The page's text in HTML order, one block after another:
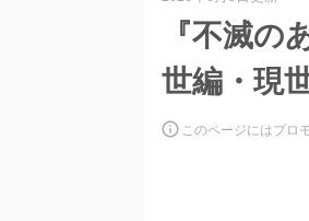
『不滅
世編・現
このページにはプロ